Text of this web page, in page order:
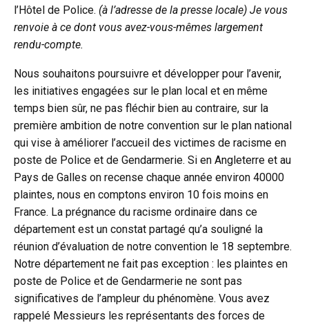
l’Hôtel de Police. (à l’adresse de la presse locale) Je vous
renvoie à ce dont vous avez-vous-mêmes largement
rendu-compte.
Nous souhaitons poursuivre et développer pour l’avenir,
les initiatives engagées sur le plan local et en même
temps bien sûr, ne pas fléchir bien au contraire, sur la
première ambition de notre convention sur le plan national
qui vise à améliorer l’accueil des victimes de racisme en
poste de Police et de Gendarmerie. Si en Angleterre et au
Pays de Galles on recense chaque année environ 40000
plaintes, nous en comptons environ 10 fois moins en
France. La prégnance du racisme ordinaire dans ce
département est un constat partagé qu’a souligné la
réunion d’évaluation de notre convention le 18 septembre.
Notre département ne fait pas exception : les plaintes en
poste de Police et de Gendarmerie ne sont pas
significatives de l’ampleur du phénomène. Vous avez
rappelé Messieurs les représentants des forces de